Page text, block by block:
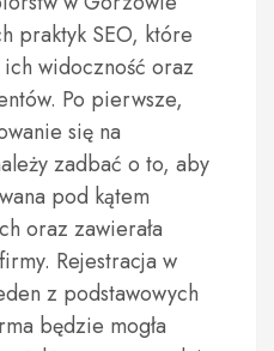
praktyk SEO, które
widoczność oraz
Po pierwsze,
się na
zadbać o to, aby
pod kątem
oraz zawierała
Rejestracja w
z podstawowych
będzie mogła